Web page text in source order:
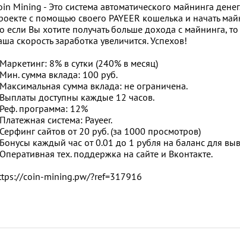
Mining - Это система автоматического майнинга
с помощью своего PAYEER кошелька и начать
если Вы хотите получать больше дохода с майнинга,
скорость заработка увеличится. Успехов!
8% в сутки (240% в месяц)
сумма вклада: 100 руб.
сумма вклада: не ограничена.
доступны каждые 12 часов.
программа: 12%
система: Payeer.
сайтов от 20 руб. (за 1000 просмотров)
каждый час от 0.01 до 1 рубля на баланс для
тех. поддержка на сайте и Вконтакте.
coin-mining.pw/?ref=317916